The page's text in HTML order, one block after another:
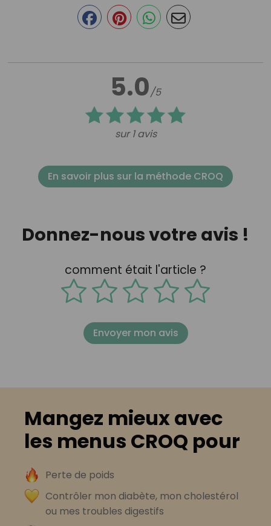
5.0/5
sur 1 avis
En savoir plus sur la méthode CROQ
Donnez-nous votre avis !
comment était l'article ?
Envoyer mon avis
Mangez mieux avec
les menus CROQ pour
Perte de poids
Contrôler mon diabète, mon cholestérol
ou mes troubles digestifs